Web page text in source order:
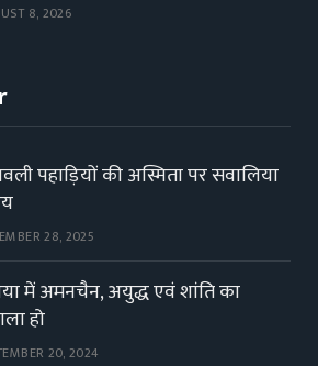
8, 2026
पहाड़ियों की अस्मिता पर सवालिया
28, 2025
में अमनचैन, अयुद्ध एवं शांति का
हो
20, 2024